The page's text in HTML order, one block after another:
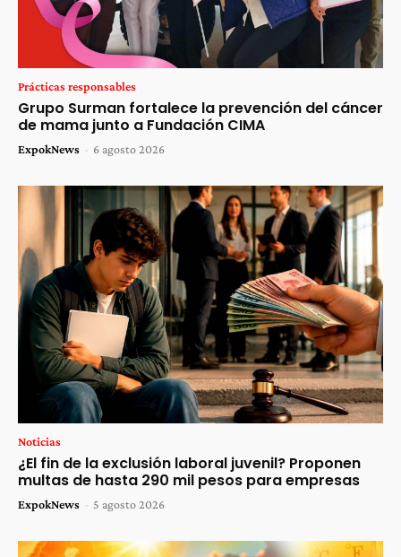
Prácticas responsables
Grupo Surman fortalece la prevención del cáncer
de mama junto a Fundación CIMA
ExpokNews - 6 agosto 2026
Noticias
¿El fin de la exclusión laboral juvenil? Proponen
multas de hasta 290 mil pesos para empresas
ExpokNews - 5 agosto 2026